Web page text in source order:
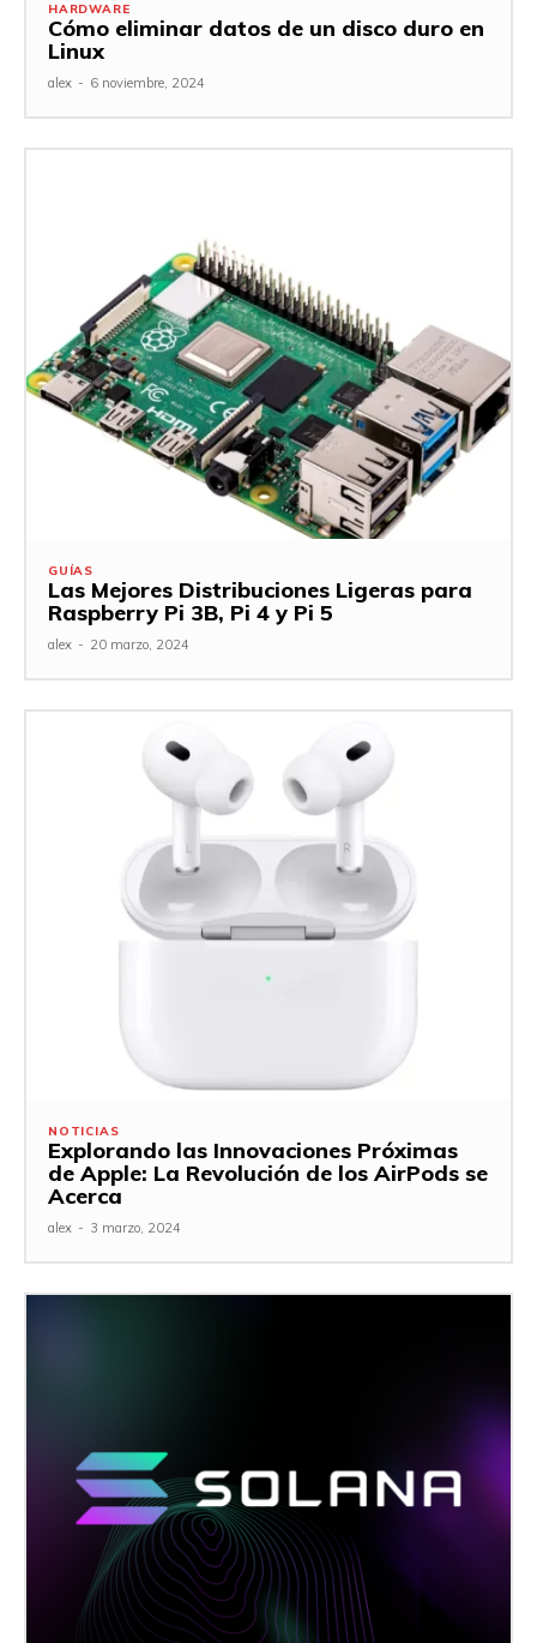
HARDWARE
Cómo eliminar datos de un disco duro en
Linux
alex - 6 noviembre, 2024
GUÍAS
Las Mejores Distribuciones Ligeras para
Raspberry Pi 3B, Pi 4 y Pi 5
alex - 20 marzo, 2024
NOTICIAS
Explorando las Innovaciones Próximas
de Apple: La Revolución de los AirPods se
Acerca
alex - 3 marzo, 2024